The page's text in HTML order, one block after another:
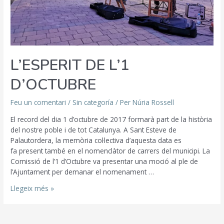
L’ESPERIT DE L’1
D’OCTUBRE
Feu un comentari / Sin categoría / Per Núria Rossell
El record del dia 1 d’octubre de 2017 formarà part de la història
del nostre poble i de tot Catalunya. A Sant Esteve de
Palautordera, la memòria col·lectiva d’aquesta data es
fa present també en el nomenclàtor de carrers del municipi. La
Comissió de l’1 d’Octubre va presentar una moció al ple de
l’Ajuntament per demanar el nomenament …
Llegeix més »